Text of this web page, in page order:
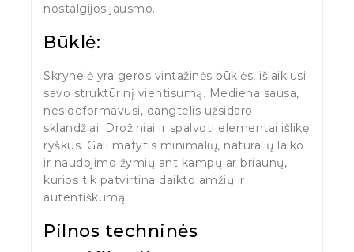
nostalgijos jausmo.
Būklė:
Skrynelė yra geros vintažinės būklės, išlaikiusi
savo struktūrinį vientisumą. Mediena sausa,
nesideformavusi, dangtelis užsidaro
sklandžiai. Drožiniai ir spalvoti elementai išlikę
ryškūs. Gali matytis minimalių, natūralių laiko
ir naudojimo žymių ant kampų ar briaunų,
kurios tik patvirtina daikto amžių ir
autentiškumą.
Pilnos techninės